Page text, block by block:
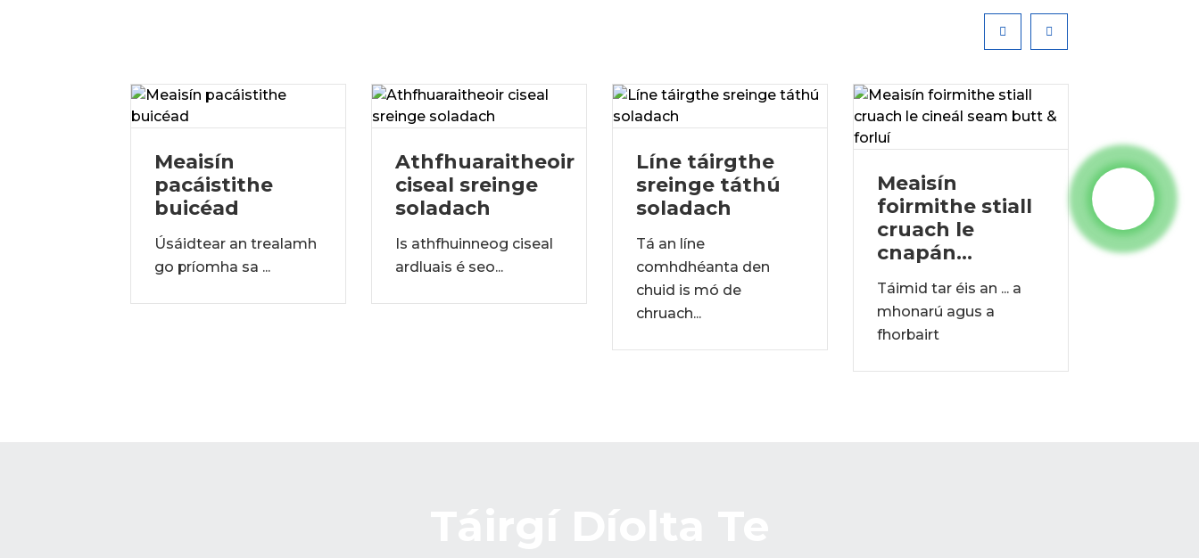
Meaisín
pacáistithe
buicéad
Úsáidtear an trealamh
go príomha sa ...
Athfhuaraitheoir
ciseal sreinge
soladach
Is athfhuinneog ciseal
ardluais é seo...
Líne táirgthe
sreinge táthú
soladach
Tá an líne
comhdhéanta den
chuid is mó de
chruach...
Meaisín
foirmithe stiall
cruach le
cnapán...
Táimid tar éis an ... a
mhonarú agus a
fhorbairt
Beijing